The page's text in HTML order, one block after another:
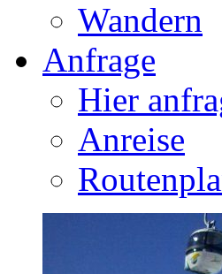
Wandern
Anfrage
Hier
Anreise